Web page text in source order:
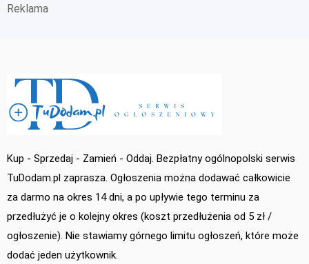
Reklama
Kup - Sprzedaj - Zamień - Oddaj. Bezpłatny ogólnopolski serwis
TuDodam.pl zaprasza. Ogłoszenia można dodawać całkowicie
za darmo na okres 14 dni, a po upływie tego terminu za
przedłużyć je o kolejny okres (koszt przedłużenia od 5 zł /
ogłoszenie). Nie stawiamy górnego limitu ogłoszeń, które może
dodać jeden użytkownik.